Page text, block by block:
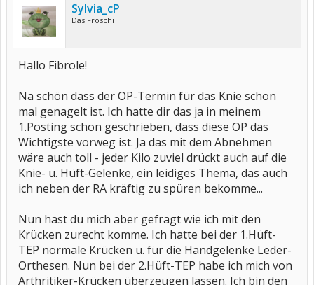
Sylvia_cP
Das Froschi
Hallo Fibrole!
Na schön dass der OP-Termin für das Knie schon
mal genagelt ist. Ich hatte dir das ja in meinem
1.Posting schon geschrieben, dass diese OP das
Wichtigste vorweg ist. Ja das mit dem Abnehmen
wäre auch toll - jeder Kilo zuviel drückt auch auf die
Knie- u. Hüft-Gelenke, ein leidiges Thema, das auch
ich neben der RA kräftig zu spüren bekomme...
Nun hast du mich aber gefragt wie ich mit den
Krücken zurecht komme. Ich hatte bei der 1.Hüft-
TEP normale Krücken u. für die Handgelenke Leder-
Orthesen. Nun bei der 2.Hüft-TEP habe ich mich von
Arthritiker-Krücken überzeugen lassen. Ich bin den